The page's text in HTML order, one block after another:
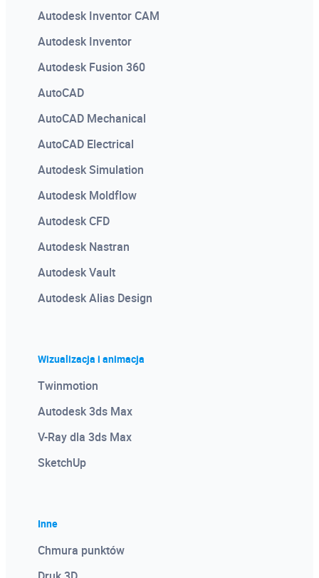
Autodesk Inventor CAM
Autodesk Inventor
Autodesk Fusion 360
AutoCAD
AutoCAD Mechanical
AutoCAD Electrical
Autodesk Simulation
Autodesk Moldflow
Autodesk CFD
Autodesk Nastran
Autodesk Vault
Autodesk Alias Design
Wizualizacja i animacja
Twinmotion
Autodesk 3ds Max
V-Ray dla 3ds Max
SketchUp
Inne
Chmura punktów